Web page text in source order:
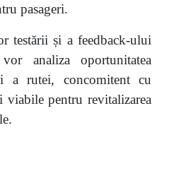
pasageri.
testării și a feedback-ului
analiza oportunitatea
a rutei, concomitent cu
pentru revitalizarea